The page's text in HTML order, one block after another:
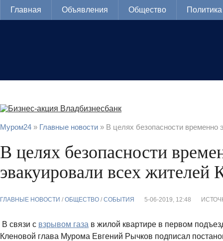
Главная Объявления Общество Политика
Муром24 » Главные новости » В целях безопасности временно
В целях безопасности
эвакуировали всех жителей
ГЛАВНЫЕ НОВОСТИ / ОБЩЕСТВО / СОБЫТИЯ 5-06-2019, 12:48
В связи с взрывом газа в жилой квартире в первом
Кленовой глава Мурома Евгений Рычков подписал